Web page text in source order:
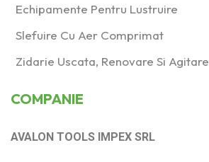
Echipamente Pentru Lustruire
Slefuire Cu Aer Comprimat
Zidarie Uscata, Renovare Si Agitare
COMPANIE
AVALON TOOLS IMPEX SRL